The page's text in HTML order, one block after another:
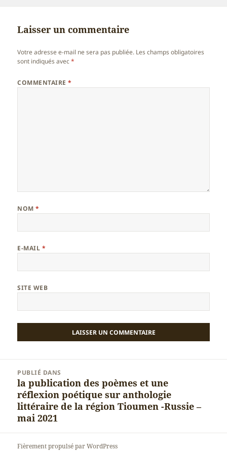
Laisser un commentaire
Votre adresse e-mail ne sera pas publiée. Les champs obligatoires
sont indiqués avec*
COMMENTAIRE*
NOM*
E-MAIL *
SITE WEB
l’article
PUBLIÉ DANS
la publication des poèmes et une
réflexion poétique sur anthologie
littéraire de la région Tioumen -Russie –
mai 2021
Fièrement propulsé par WordPress